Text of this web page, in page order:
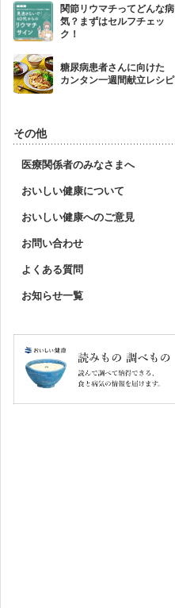
関節リウマチってどんな病
気？まずはセルフチェッ
ク！
糖尿病患者さんに向けた
カンタン一週間献立レシピ
その他
医療関係者のみなさまへ
おいしい健康について
おいしい健康へのご意見
お問い合わせ
よくある質問
お知らせ一覧